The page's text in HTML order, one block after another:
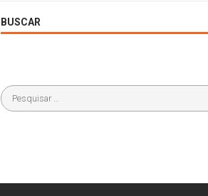
BUSCAR